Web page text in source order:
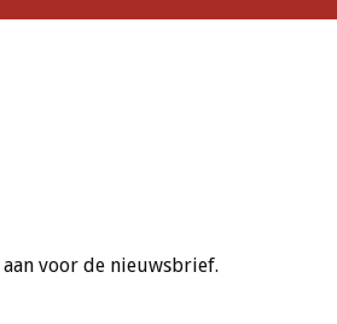
aan voor de nieuwsbrief.